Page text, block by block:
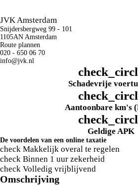
JVK Amsterdam
Snijdersbergweg 99 - 101
1105AN Amsterdam
Route plannen
020 - 650 06 70
info@jvk.nl
Schadevrije
Aantoonbare km's
Geldige APK
De voordelen van een online taxatie
check Makkelijk overal te regelen
check Binnen 1 uur zekerheid
check Volledig vrijblijvend
Omschrijving